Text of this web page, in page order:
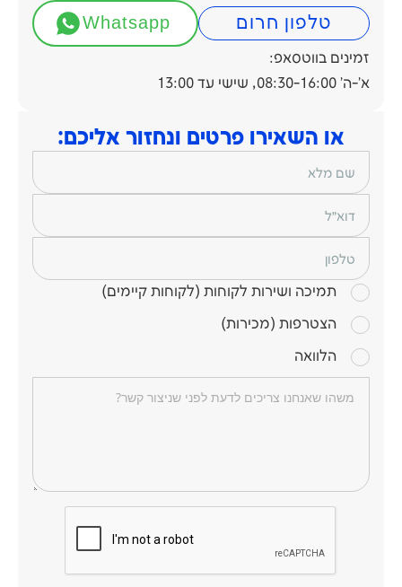
טלפון חרום Whatsapp
זמינים בווטסאפ:
א'-ה' 08:30-16:00, שישי עד 13:00
או השאירו פרטים ונחזור אליכם:
שם מלא
דוא״ל
טלפון
תמיכה ושירות לקוחות (לקוחות קיימים)
הצטרפות (מכירות)
הלוואה
תוכן הודעה